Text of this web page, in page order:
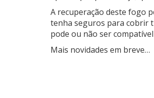
A recuperação deste fogo
tenha seguros para cobrir
pode ou não ser
Mais novidades em breve…